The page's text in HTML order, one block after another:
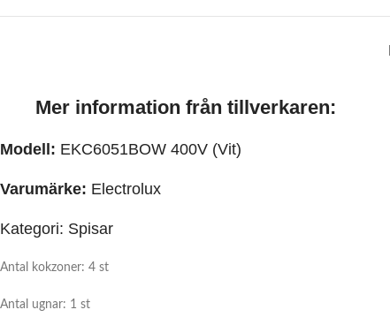
Mer information från tillverkaren:
Modell: EKC6051BOW 400V (Vit)
Varumärke: Electrolux
Kategori: Spisar
Antal kokzoner: 4 st
Antal ugnar: 1 st